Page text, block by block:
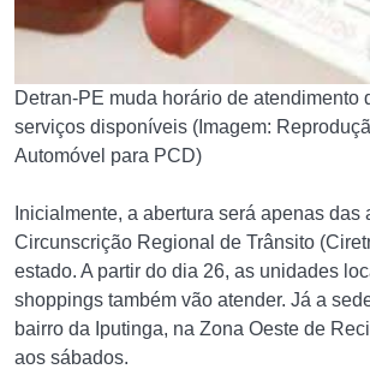
Detran-PE muda horário de atendimento
serviços disponíveis (Imagem:
Automóvel para PCD)
Inicialmente, a abertura será apenas das
Circunscrição Regional de Trânsito
estado. A partir do dia 26, as unidades
shoppings também vão atender. Já a
bairro da Iputinga, na Zona Oeste de
aos sábados.